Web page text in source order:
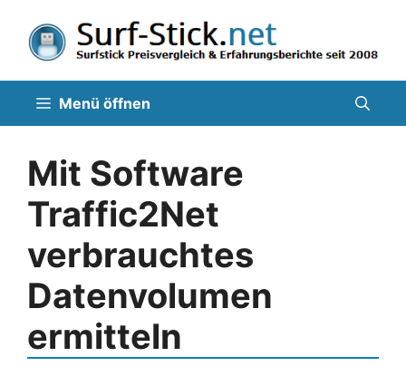
Inhalt
springen
Menü öffnen
Mit Software
Traffic2Net
verbrauchtes
Datenvolumen
ermitteln